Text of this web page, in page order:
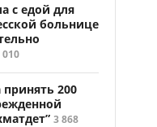
с едой для
больнице
010
принять 200
3 868